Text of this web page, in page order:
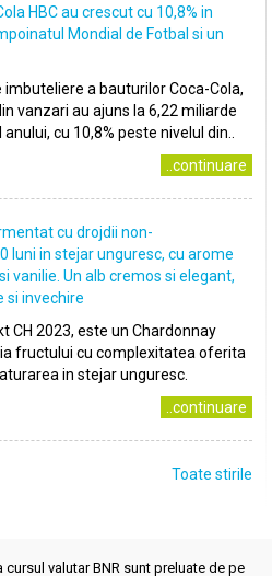
HBC au crescut cu 10,8% in
Mondial de Fotbal si un
imbuteliere a bauturilor Coca-Cola,
vanzari au ajuns la 6,22 miliarde
cu 10,8% peste nivelul din..
..continuare
cu drojdii non-
luni in stejar unguresc, cu arome
vanilie. Un alb cremos si elegant,
si invechire
CH 2023, este un Chardonnay
fructului cu complexitatea oferita
in stejar unguresc.
..continuare
Toate stirile
valutar BNR sunt preluate de pe